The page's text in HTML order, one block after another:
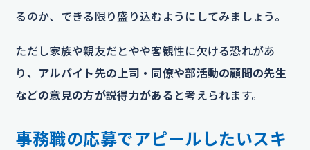
るのか、できる限り盛り込むようにしてみましょう。
ただし家族や親友だとやや客観性に欠ける恐れがあ
り 、アルバイト先の上司・同僚や部活動の顧問の先生
などの意見の方が説得力がある と考えられます。
事務職の応募でアピールしたいスキ